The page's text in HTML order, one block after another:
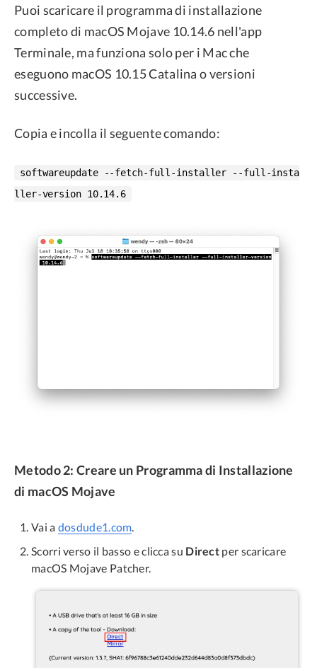
Puoi scaricare il programma di installazione
completo di macOS Mojave 10.14.6 nell'app
Terminale, ma funziona solo per i Mac che
eseguono macOS 10.15 Catalina o versioni
successive.
Copia e incolla il seguente comando:
softwareupdate --fetch-full-installer --full-insta
ller-version 10.14.6
Metodo 2: Creare un Programma di Installazione
di macOS Mojave
Vai a dosdude1.com.
Scorri verso il basso e clicca su Direct per scaricare
macOS Mojave Patcher.